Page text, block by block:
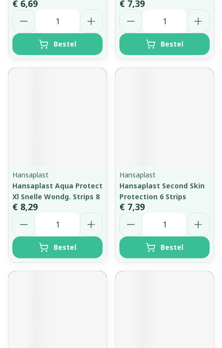
€ 6,69
Aantal
Bestel
€ 7,39
Aantal
Bestel
Hansaplast
Hansaplast Aqua Protect
Xl Snelle Wondg. Strips 8
€ 8,29
Aantal
Bestel
Hansaplast
Hansaplast Second Skin
Protection 6 Strips
€ 7,39
Aantal
Bestel